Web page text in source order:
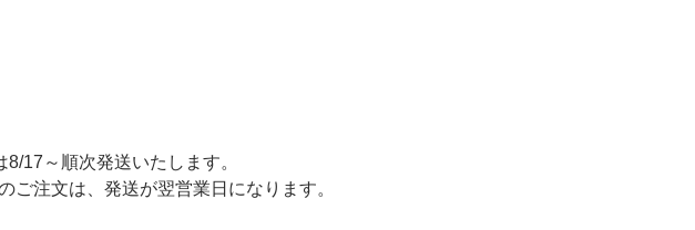
17～順次発送いたします。
注文は、発送が翌営業日になります。